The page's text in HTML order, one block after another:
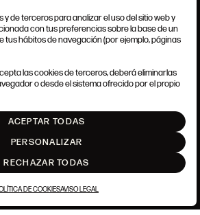
GENERALES
DE COOKIES
DE COOKIES
y de terceros para analizar el uso del sitio web y
con tus preferencias sobre la base de un
tus hábitos de navegación (por ejemplo, páginas
las cookies de terceros, deberá eliminarlas
o desde el sistema ofrecido por el propio
ACEPTAR TODAS
PERSONALIZAR
RECHAZAR TODAS
DE COOKIESAVISO LEGAL